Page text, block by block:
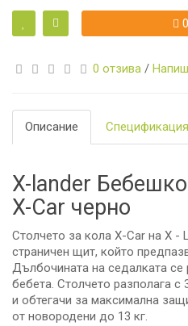
0 отзива /
Описание Спецификация
X-lander
X-Car черно
Столчето за кола X-Car на X -
страничен щит, който
Дълбочината на седалката се
бебета. Столчето разполага с
и обтегачи за максимална
от новородени до 13 кг.